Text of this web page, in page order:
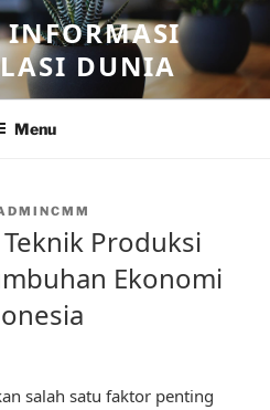
INFORMASI
DUNIA
Menu
Produksi
Ekonomi
salah satu faktor penting